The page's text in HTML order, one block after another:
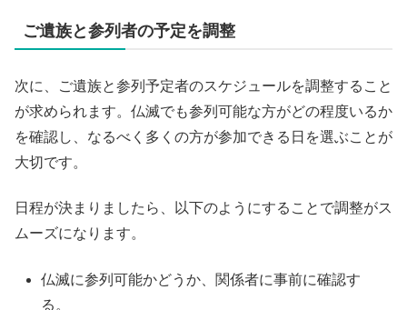
ご遺族と参列者の予定を調整
次に、ご遺族と参列予定者のスケジュールを調整すること
が求められます。仏滅でも参列可能な方がどの程度いるか
を確認し、なるべく多くの方が参加できる日を選ぶことが
大切です。
日程が決まりましたら、以下のようにすることで調整がス
ムーズになります。
仏滅に参列可能かどうか、関係者に事前に確認す
る。